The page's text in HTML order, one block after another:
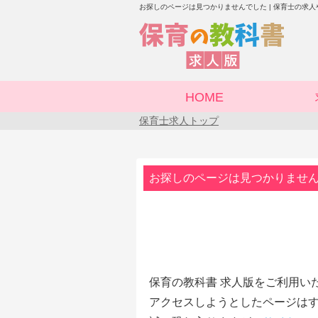
お探しのページは見つかりませんでした | 保育士の求
HOME
保育士求人トップ
お探しのページは見つかりませ
保育の教科書 求人版をご利用い
アクセスしようとしたページは